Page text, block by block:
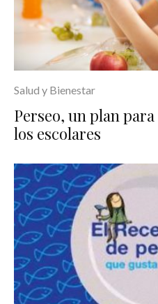
Salud y Bienestar
Perseo, un plan
los escolares